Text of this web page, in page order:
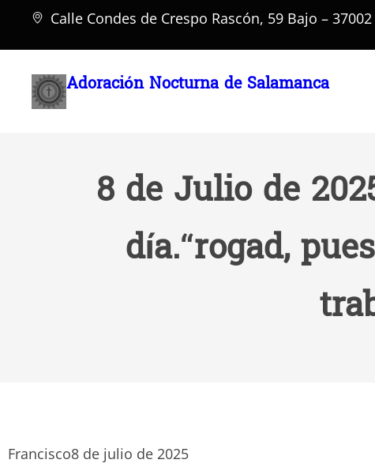
Saltar
Calle Condes de Crespo Rascón, 59 Bajo –
Adoración Nocturna de Salamanca
8 de Julio de
día.“rogad,
Francisco8 de julio de 2025